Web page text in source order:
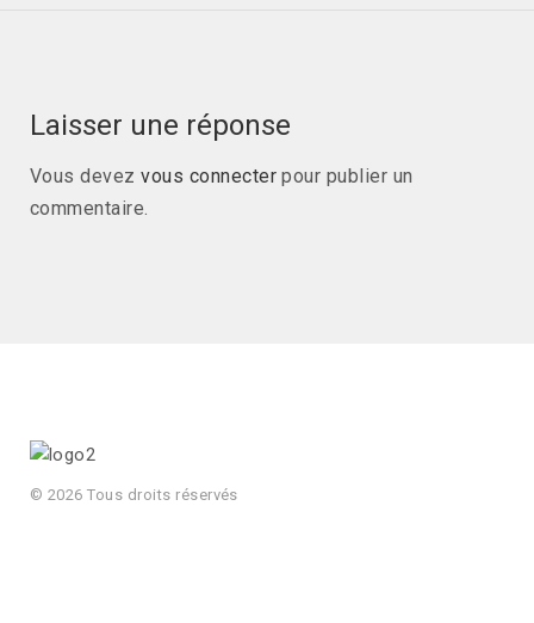
Laisser une réponse
Vous devezvous connecter pour publier un
commentaire.
© 2026 Tous droits réservés